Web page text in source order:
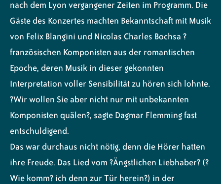
nach dem Lyon vergangener Zeiten im Programm. Die
Gäste des Konzertes machten Bekanntschaft mit Musik
von Felix Blangini und Nicolas Charles Bochsa ?
französischen Komponisten aus der romantischen
Epoche, deren Musik in dieser gekonnten
Interpretation voller Sensibilität zu hören sich lohnte.
?Wir wollen Sie aber nicht nur mit unbekannten
Komponisten quälen?, sagte Dagmar Flemming fast
entschuldigend.
Das war durchaus nicht nötig, denn die Hörer hatten
ihre Freude. Das Lied vom ?Ängstlichen Liebhaber? (?
Wie komm? ich denn zur Tür herein?) in der